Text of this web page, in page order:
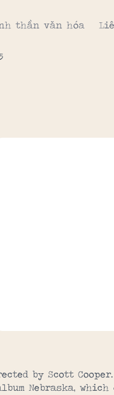
thần văn hóa
by Scott
Nebraska, which